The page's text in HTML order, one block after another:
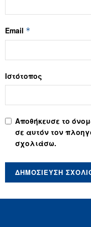
Email *
Ιστότοπος
Αποθήκευσε το
σε αυτόν τον
σχολιάσω.